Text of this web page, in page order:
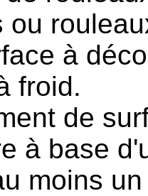
ou
à
froid.
de
à base
moins